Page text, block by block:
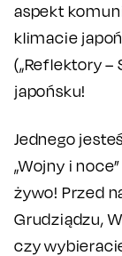
aspekt
klimacie
(„Reflektory –
japońsku!
Jednego
„Wojny i
żywo! Przed
Grudziądzu,
czy